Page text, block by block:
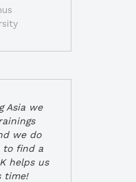
Asia we
we do
to find a
helps us
time!